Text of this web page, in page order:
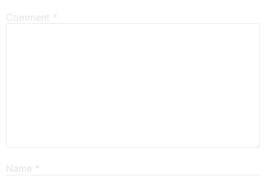
Comment *
Name *